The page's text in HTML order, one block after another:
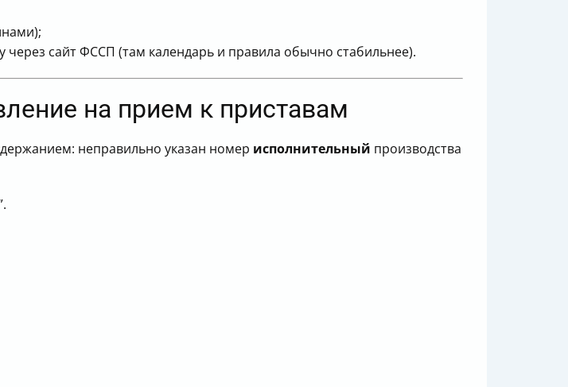
через сайт ФССП (там календарь и правила обычно стабильнее).
на прием к приставам
неправильно указан номер исполнительный производства